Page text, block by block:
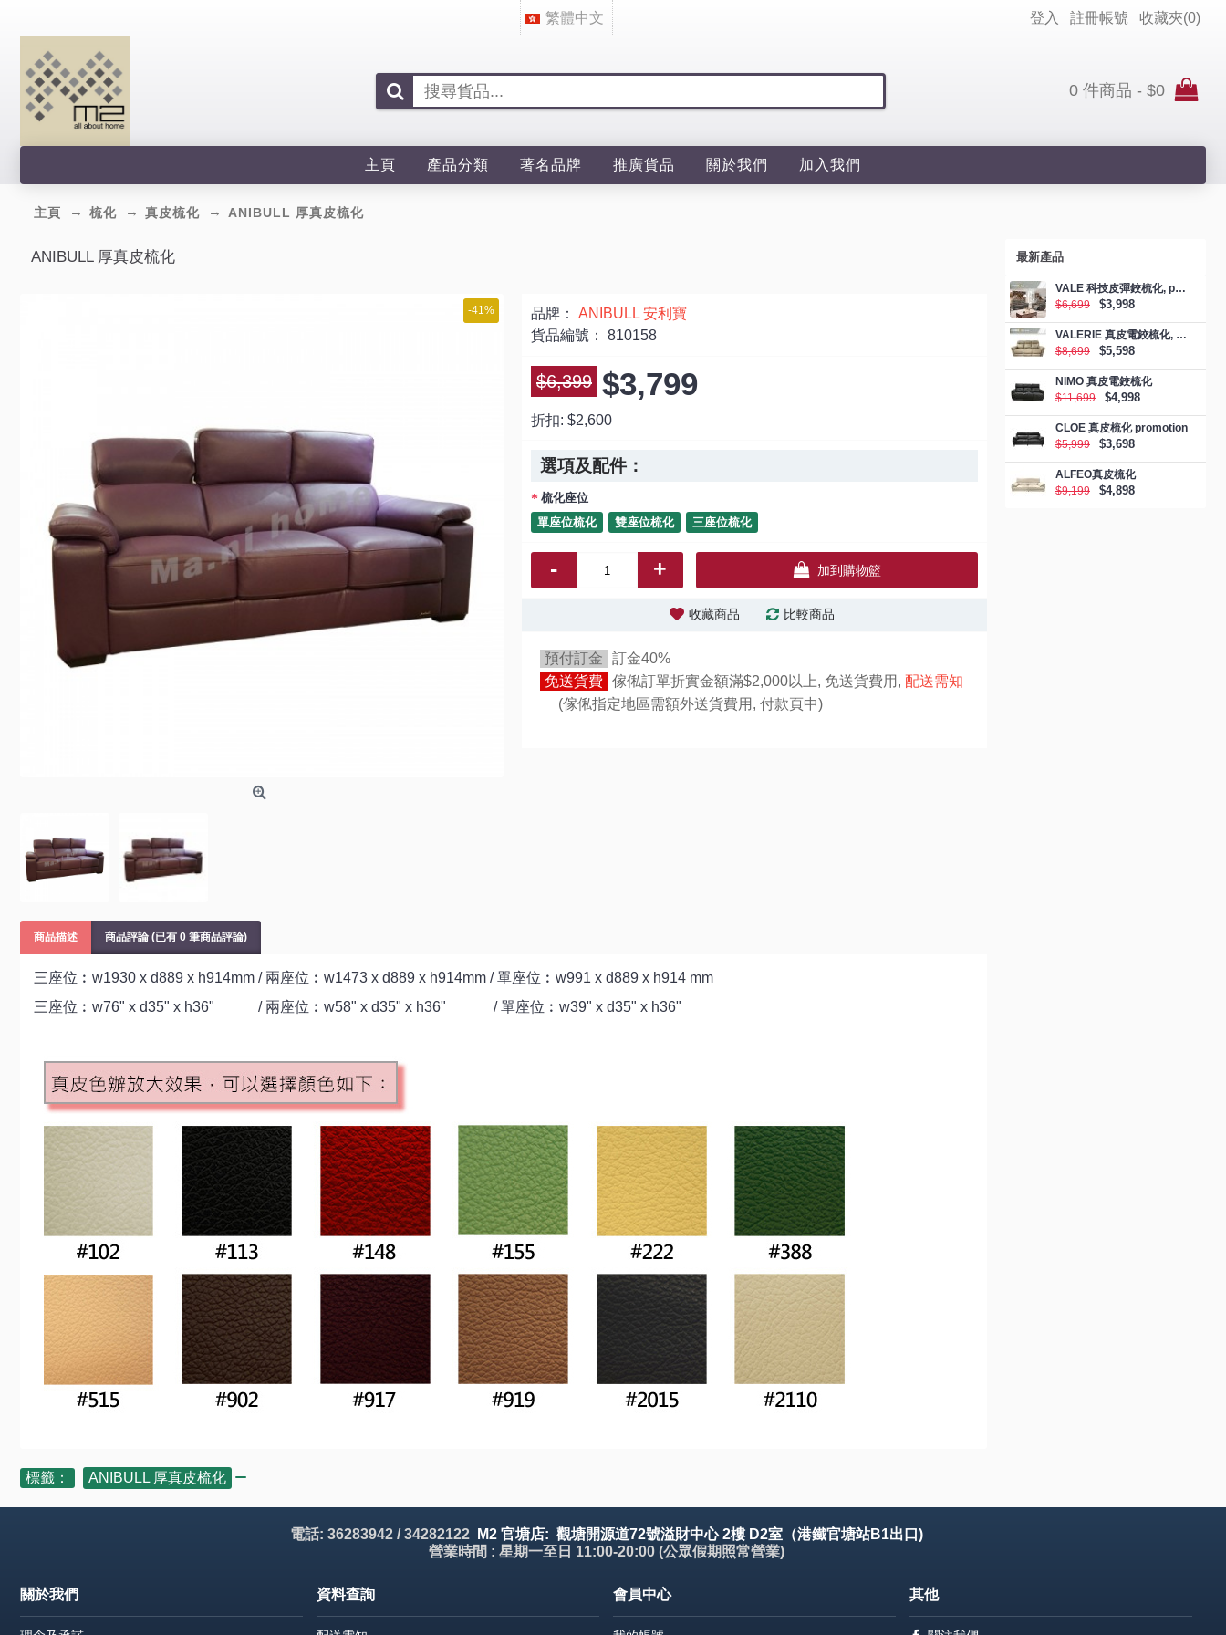
繁體中文 登入 註冊帳號 收藏夾(0)
0 件商品 - $0
主頁 產品分類 著名品牌 推廣貨品 關於我們 加入我們
主頁 梳化 真皮梳化 ANIBULL 厚真皮梳化
最新產品
VALE 科技皮彈鉸梳化, promotion
$6,699
$3,998
VALERIE 真皮電鉸梳化, promotion
$8,699
$5,598
NIMO 真皮電鉸梳化
$11,699
$4,998
CLOE 真皮梳化 promotion
$5,999
$3,698
ALFEO真皮梳化
$9,199
$4,898
ANIBULL 厚真皮梳化
-41% 品牌： ANIBULL 安利寶
貨品編號： 810158
$6,399 $3,799
折扣: $2,600
選項及配件：
梳化座位
單座位梳化
雙座位梳化 三座位梳化
- + 加到購物籃
收藏商品 比較商品
預付訂金
訂金40%
免送貨費 傢俬訂單折實金額滿$2,000以上, 免送貨費用, 配送需知
(傢俬指定地區需額外送貨費用, 付款頁中)
商品描述 商品評論 (已有 0 筆商品評論)
三座位︰w1930 x d889 x h914mm / 兩座位︰w1473 x d889 x h914mm / 單座位︰w991 x d889 x h914 mm
三座位︰w76" x d35" x h36" / 兩座位︰w58" x d35" x h36" / 單座位︰w39" x d35" x h36"
標籤： ANIBULL 厚真皮梳化
電話: 36283942 / 34282122
M2 官塘店: 觀塘開源道72號溢財中心 2樓 D2室（港鐵官塘站B1出口)
營業時間 : 星期一至日 11:00-20:00 (公眾假期照常營業)
關於我們 資料查詢 會員中心 其他